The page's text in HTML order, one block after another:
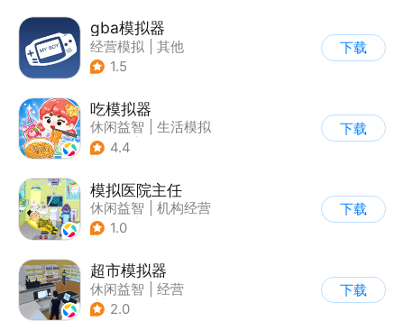
gba模拟器
经营模拟
其他
1.5
下载
吃模拟器
休闲益智
生活模拟
| 美食
4.4
下载
模拟医院主任
休闲益智
机构经营
| 医院
1.0
下载
超市模拟器
休闲益智
经营
| 文字游戏
2.0
下载